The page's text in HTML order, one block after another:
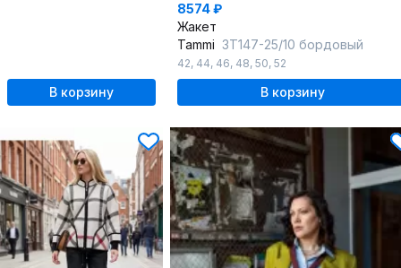
В корзину
8574 ₽
Жакет
Tammi 3Т147-25/10 бордовый
42, 44, 46, 48, 50, 52
В корзину